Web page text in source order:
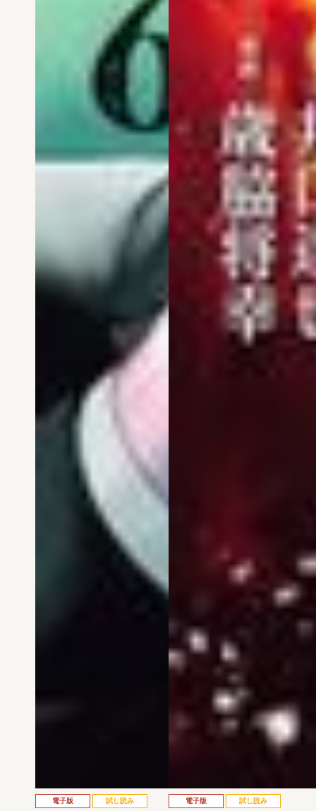
電子版 試し読み 電子版 試し読み